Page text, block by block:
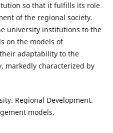
so that it fulfills its role
of the regional society.
university institutions to the
on the models of
adaptability to the
markedly characterized by
Regional Development.
models.